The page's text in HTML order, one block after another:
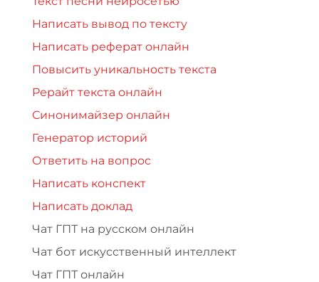
Написать вывод по тексту
Написать реферат онлайн
Повысить уникальность текста
Рерайт текста онлайн
Синонимайзер онлайн
Генератор историй
Ответить на вопрос
Написать конспект
Написать доклад
Чат ГПТ на русском онлайн
Чат бот искусственный интеллект
Чат ГПТ онлайн